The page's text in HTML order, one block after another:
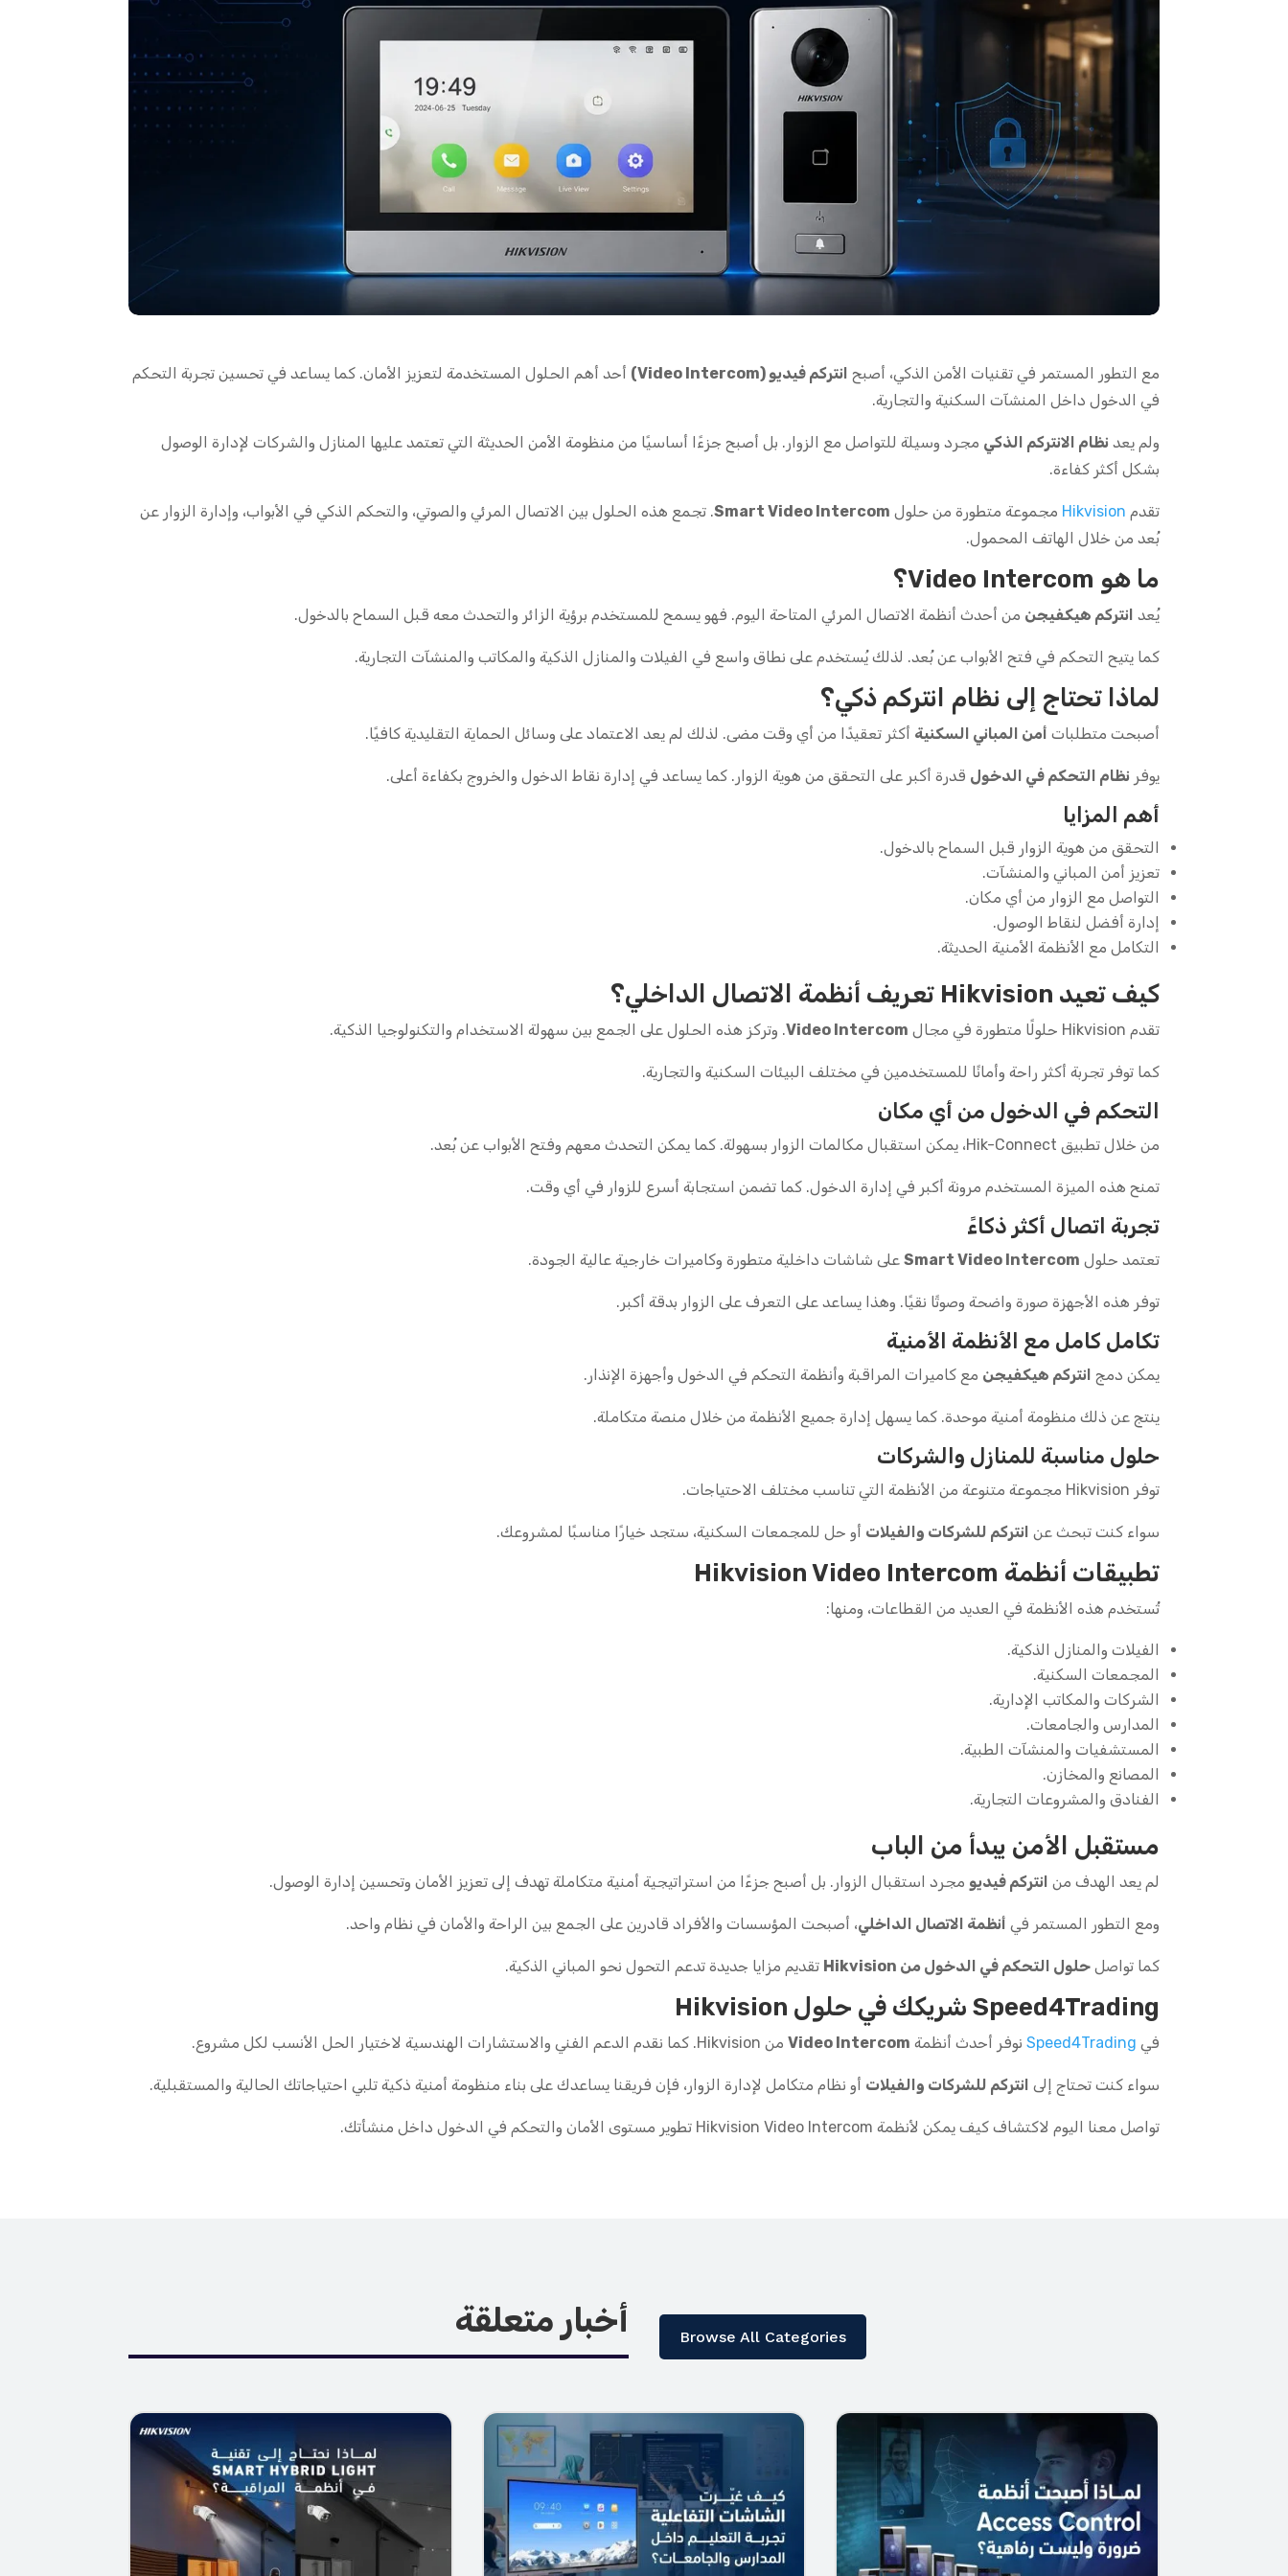
مع التطور المستمر في تقنيات الأمن الذكي، أصبح انتركم فيديو (Video Intercom)
أحد أهم الحلول المستخدمة لتعزيز الأمان. كما يساعد في تحسين تجربة التحكم
في الدخول داخل المنشآت السكنية والتجارية.
ولم يعدنظام الانتركم الذكي مجرد وسيلة للتواصل مع الزوار. بل أصبح جزءًا أساسيًا من منظومة الأمن الحديثة التي تعتمد عليها المنازل والشركات لإدارة الوصول
بشكل أكثر كفاءة.
تقدم Hikvision مجموعة متطورة من حلول Smart Video Intercom. تجمع هذه الحلول بين الاتصال المرئي والصوتي، والتحكم الذكي في الأبواب، وإدارة الزوار عن
بُعد من خلال الهاتف المحمول.
ما هو Video Intercom؟
يُعد انتركم هيكفيجن من أحدث أنظمة الاتصال المرئي المتاحة اليوم. فهو يسمح للمستخدم برؤية الزائر والتحدث معه قبل السماح بالدخول.
كما يتيح التحكم في فتح الأبواب عن بُعد. لذلك يُستخدم على نطاق واسع في الفيلات والمنازل الذكية والمكاتب والمنشآت التجارية.
لماذا تحتاج إلى نظام انتركم ذكي؟
أصبحت متطلبات أمن المباني السكنية أكثر تعقيدًا من أي وقت مضى. لذلك لم يعد الاعتماد على وسائل الحماية التقليدية كافيًا.
يوفرنظام التحكم في الدخول قدرة أكبر على التحقق من هوية الزوار. كما يساعد في إدارة نقاط الدخول والخروج بكفاءة أعلى.
أهم المزايا
التحقق من هوية الزوار قبل السماح بالدخول.
تعزيز أمن المباني والمنشآت.
التواصل مع الزوار من أي مكان.
إدارة أفضل لنقاط الوصول.
التكامل مع الأنظمة الأمنية الحديثة.
كيف تعيد Hikvision تعريف أنظمة الاتصال الداخلي؟
تقدم Hikvision حلولًا متطورة في مجال Video Intercom. وتركز هذه الحلول على الجمع بين سهولة الاستخدام والتكنولوجيا الذكية.
كما توفر تجربة أكثر راحة وأمانًا للمستخدمين في مختلف البيئات السكنية والتجارية.
التحكم في الدخول من أي مكان
من خلال تطبيق Hik-Connect، يمكن استقبال مكالمات الزوار بسهولة. كما يمكن التحدث معهم وفتح الأبواب عن بُعد.
تمنح هذه الميزة المستخدم مرونة أكبر في إدارة الدخول. كما تضمن استجابة أسرع للزوار في أي وقت.
تجربة اتصال أكثر ذكاءً
تعتمد حلول Smart Video Intercom على شاشات داخلية متطورة وكاميرات خارجية عالية الجودة.
توفر هذه الأجهزة صورة واضحة وصوتًا نقيًا. وهذا يساعد على التعرف على الزوار بدقة أكبر.
تكامل كامل مع الأنظمة الأمنية
يمكن دمج انتركم هيكفيجن مع كاميرات المراقبة وأنظمة التحكم في الدخول وأجهزة الإنذار.
ينتج عن ذلك منظومة أمنية موحدة. كما يسهل إدارة جميع الأنظمة من خلال منصة متكاملة.
حلول مناسبة للمنازل والشركات
توفر Hikvision مجموعة متنوعة من الأنظمة التي تناسب مختلف الاحتياجات.
سواء كنت تبحث عن انتركم للشركات والفيلات أو حل للمجمعات السكنية، ستجد خيارًا مناسبًا لمشروعك.
تطبيقات أنظمة Hikvision Video Intercom
تُستخدم هذه الأنظمة في العديد من القطاعات، ومنها:
الفيلات والمنازل الذكية.
المجمعات السكنية.
الشركات والمكاتب الإدارية.
المدارس والجامعات.
المستشفيات والمنشآت الطبية.
المصانع والمخازن.
الفنادق والمشروعات التجارية.
مستقبل الأمن يبدأ من الباب
لم يعد الهدف من انتركم فيديو مجرد استقبال الزوار. بل أصبح جزءًا من استراتيجية أمنية متكاملة تهدف إلى تعزيز الأمان وتحسين إدارة الوصول.
ومع التطور المستمر في أنظمة الاتصال الداخلي، أصبحت المؤسسات والأفراد قادرين على الجمع بين الراحة والأمان في نظام واحد.
كما تواصلحلول التحكم في الدخول من Hikvision تقديم مزايا جديدة تدعم التحول نحو المباني الذكية.
Speed4Trading شريكك في حلول Hikvision
في Speed4Trading نوفر أحدث أنظمة Video Intercom من Hikvision. كما نقدم الدعم الفني والاستشارات الهندسية لاختيار الحل الأنسب لكل مشروع.
سواء كنت تحتاج إلى انتركم للشركات والفيلات أو نظام متكامل لإدارة الزوار، فإن فريقنا يساعدك على بناء منظومة أمنية ذكية تلبي احتياجاتك الحالية والمستقبلية.
تواصل معنا اليوم لاكتشاف كيف يمكن لأنظمة Hikvision Video Intercom تطوير مستوى الأمان والتحكم في الدخول داخل منشأتك.
أخبار متعلقة Browse All Categories